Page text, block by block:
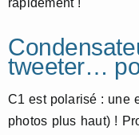
rapidement !
tweeter…
C1 est polarisé : une
photos plus haut) !